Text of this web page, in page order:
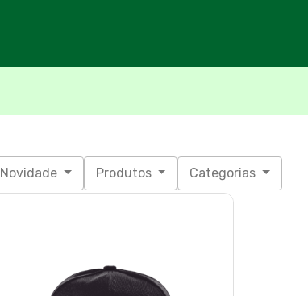
Novidade Produtos Categorias